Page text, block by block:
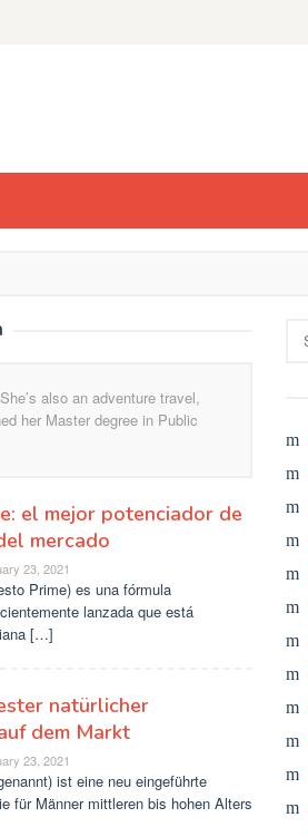
also an adventure travel,
her Master degree in Public
el mejor potenciador de
mercado
23, 2021
Prime) es una fórmula
lanzada que está
[…]
natürlicher
dem Markt
23, 2021
ist eine neu eingeführte
für Männer mittleren bis hohen Alters
for: